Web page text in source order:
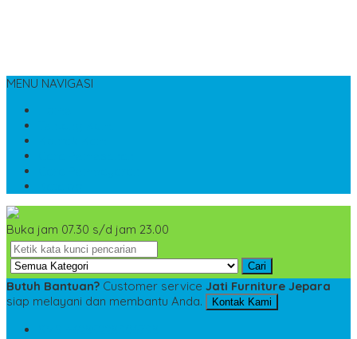
MENU NAVIGASI
Buka jam 07.30 s/d jam 23.00
Cari
Butuh Bantuan? Customer service Jati Furniture Jepara
siap melayani dan membantu Anda.
Kontak Kami